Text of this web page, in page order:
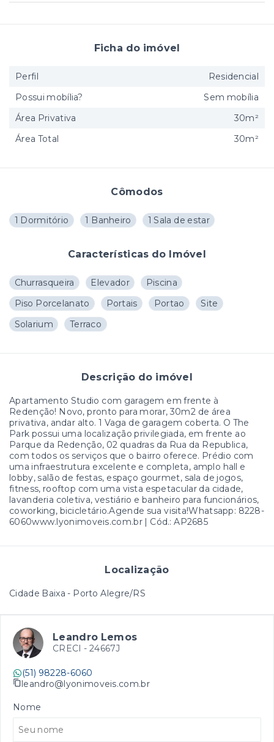
Cômodos
1 Dormitório 1 Banheiro 1 Sala de estar
Características do Imóvel
Churrasqueira Elevador
Piscina
Piso Porcelanato
Portais Portao
Site
Solarium
Terraco
Descrição do imóvel
Apartamento Studio com garagem em frente à
Redenção! Novo, pronto para morar, 30m2 de área
privativa, andar alto. 1 Vaga de garagem coberta. O The
Park possui uma localização privilegiada, em frente ao
Parque da Redenção, 02 quadras da Rua da Republica,
com todos os serviços que o bairro oferece. Prédio com
uma infraestrutura excelente e completa, amplo hall e
lobby, salão de festas, espaço gourmet, sala de jogos,
fitness, rooftop com uma vista espetacular da cidade,
lavanderia coletiva, vestiário e banheiro para funcionários,
coworking, bicicletário.Agende sua visita!Whatsapp: 8228-
6060www.lyonimoveis.com.br | Cód.: AP2685
Localização
Cidade Baixa - Porto Alegre/RS
Ficha do imóvel
Perfil
Residencial
Possui mobília?
Sem mobília
Área Privativa
30m²
Área Total
30m²
Leandro Lemos
CRECI - 24667J
(51) 98228-6060
leandro@lyonimoveis.com.br
Nome